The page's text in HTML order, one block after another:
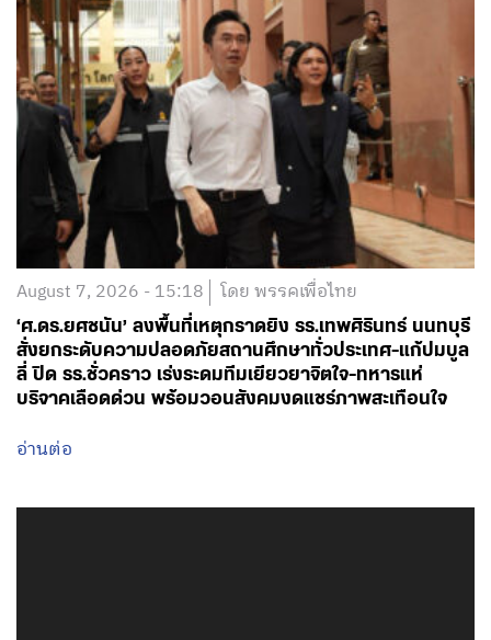
August 7, 2026 - 15:18 โดย พรรคเพื่อไทย
‘ศ.ดร.ยศชนัน’ ลงพื้นที่เหตุกราดยิง รร.เทพศิรินทร์ นนทบุรี
สั่งยกระดับความปลอดภัยสถานศึกษาทั่วประเทศ-แก้ปมบูล
ลี่ ปิด รร.ชั่วคราว เร่งระดมทีมเยียวยาจิตใจ-ทหารแห่
บริจาคเลือดด่วน พร้อมวอนสังคมงดแชร์ภาพสะเทือนใจ
อ่านต่อ